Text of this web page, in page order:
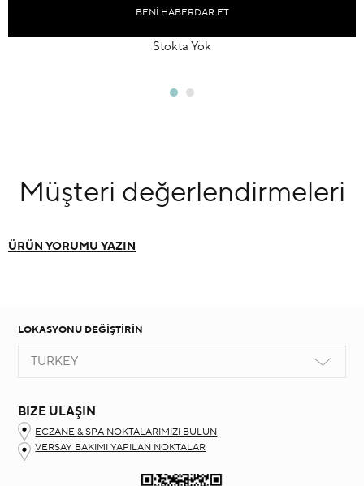
BENI HABERDAR ET
Stokta Yok
Müşteri değerlendirmeleri
ÜRÜN YORUMU YAZIN
LOKASYONU DEĞİŞTİRİN
TURKEY
BIZE ULAŞIN
ECZANE & SPA NOKTALARIMIZI BULUN
VERSAY BAKIMI YAPILAN NOKTALAR